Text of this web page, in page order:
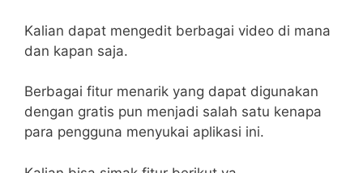
Kalian dapat mengedit berbagai video di mana
dan kapan saja.
Berbagai fitur menarik yang dapat digunakan
dengan gratis pun menjadi salah satu kenapa
para pengguna menyukai aplikasi ini.